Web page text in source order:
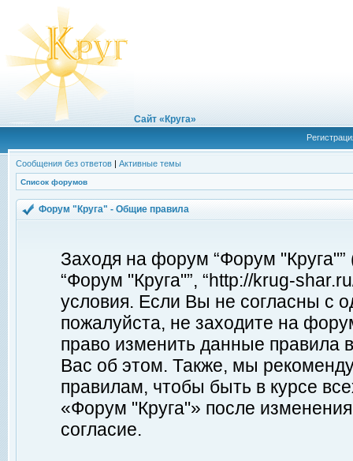
Сайт «Круга»
Сообщения без ответов | Активные темы
Список форумов
Форум "Круга" - Общие правила
Заходя на форум “Форум
“Форум "Круга"”, “http://krug-
условия. Если Вы не согласны с
пожалуйста, не заходите на
право изменить данные правила
Вас об этом. Также, мы
правилам, чтобы быть в курсе
«Форум "Круга"» после
согласие.